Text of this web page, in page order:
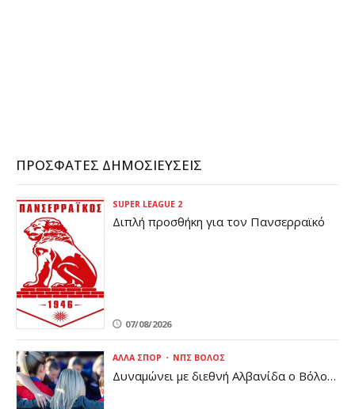
ΠΡΌΣΦΑΤΕΣ ΔΗΜΟΣΙΕΎΣΕΙΣ
SUPER LEAGUE 2
Διπλή προσθήκη για τον Πανσερραϊκό
07/08/2026
ΆΛΛΑ ΣΠΟΡ ΝΠΣ ΒΌΛΟΣ
Δυναμώνει με διεθνή Αλβανίδα ο Βόλος